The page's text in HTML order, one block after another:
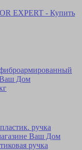
ручка